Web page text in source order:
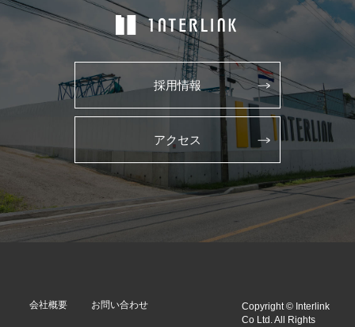
採用情報
アクセス
会社概要 お問い合わせ
Copyright © Interlink
Co Ltd. All Rights